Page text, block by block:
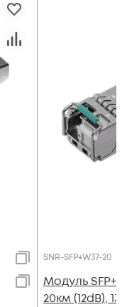
SNR-SFP+W37-20
Модуль SFP+
20км (12dB),